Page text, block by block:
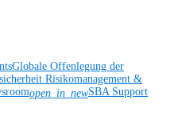
Globale Offenlegung der
Risikomanagement &
open_in_newSBA Support